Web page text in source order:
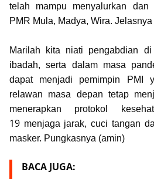
telah mampu menyalurkan dan
PMR Mula, Madya, Wira. Jelasnya
Marilah kita niati pengabdian
ibadah, serta dalam masa
dapat menjadi pemimpin PMI
relawan masa depan tetap
menerapkan protokol
19 menjaga jarak, cuci tangan
masker. Pungkasnya (amin)
BACA JUGA: